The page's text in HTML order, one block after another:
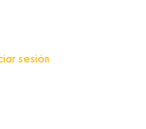
sesión